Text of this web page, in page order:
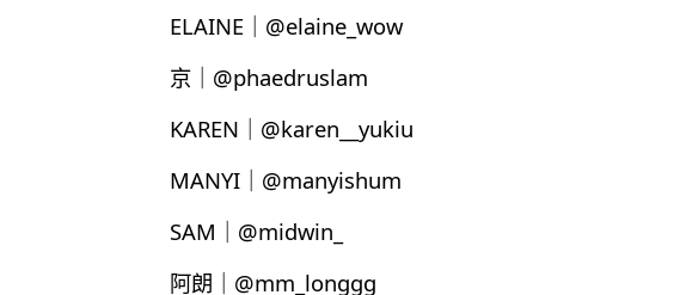
ELAINE｜@elaine_wow
京｜@phaedruslam
KAREN｜@karen__yukiu
MANYI｜@manyishum
SAM｜@midwin_
阿朗｜@mm_longgg